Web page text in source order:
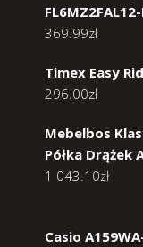
369.99zł
Timex Easy
296.00zł
Mebelbos
Półka Drążek
1 043.10zł
Casio